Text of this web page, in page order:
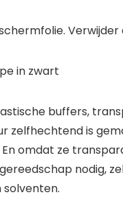
Verwijder
in zwart
buffers,
zelfhechtend is
omdat ze
nodig,
solventen.